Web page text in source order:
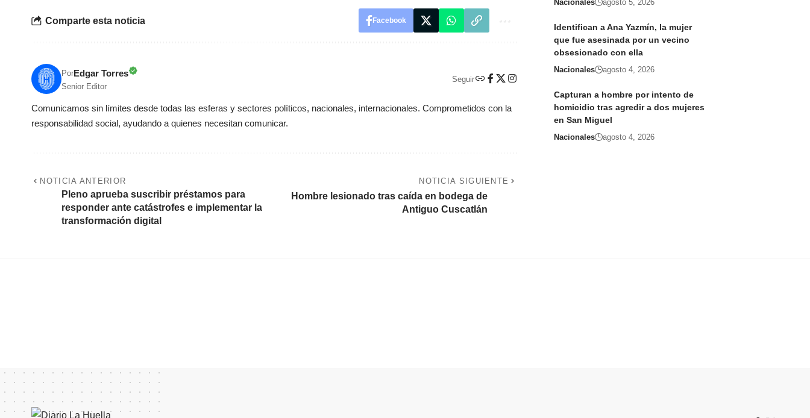
Comparte esta noticia Facebook
PorEdgar Torres
Senior Editor
Seguir
Comunicamos sin límites desde todas las esferas y sectores políticos, nacionales, internacionales. Comprometidos con la
responsabilidad social, ayudando a quienes necesitan comunicar.
NOTICIA ANTERIOR
Pleno aprueba suscribir préstamos para
responder ante catástrofes e implementar la
transformación digital
NOTICIA SIGUIENTE
Hombre lesionado tras caída en bodega de
Antiguo Cuscatlán
Nacionales agosto 5, 2026
Identifican a Ana Yazmín, la mujer
que fue asesinada por un vecino
obsesionado con ella
Nacionales agosto 4, 2026
Capturan a hombre por intento de
homicidio tras agredir a dos mujeres
en San Miguel
Nacionales agosto 4, 2026